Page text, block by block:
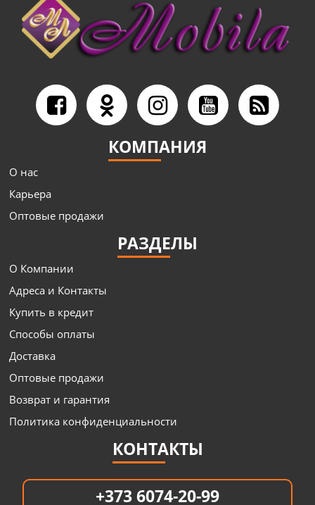
КОМПАНИЯ
О нас
Карьера
Оптовые продажи
РАЗДЕЛЫ
О Компании
Адреса и Контакты
Купить в кредит
Способы оплаты
Доставка
Оптовые продажи
Возврат и гарантия
Политика конфиденциальности
КОНТАКТЫ
+373 6074-20-99